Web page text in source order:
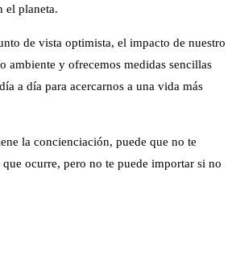
el planeta.
de vista optimista, el impacto de nuestro
ambiente y ofrecemos medidas sencillas
a día para acercarnos a una vida más
la concienciación, puede que no te
ocurre, pero no te puede importar si no